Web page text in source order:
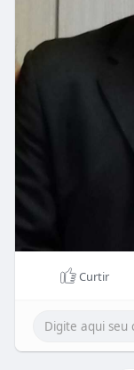
Curtir